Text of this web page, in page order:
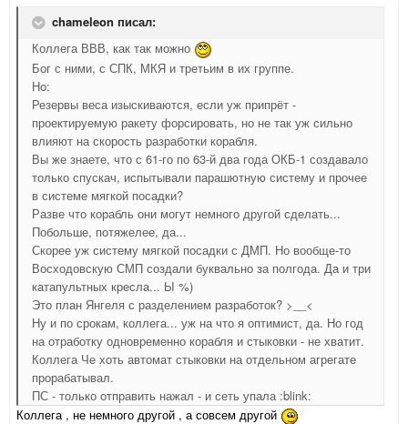
chameleon писал:
Коллега ВВВ, как так можно
Бог с ними, с СПК, МКЯ и третьим в их группе.
Но:
Резервы веса изыскиваются, если уж припрёт -
проектируемую ракету форсировать, но не так уж сильно
влияют на скорость разработки корабля.
Вы же знаете, что с 61-го по 63-й два года ОКБ-1 создавало
только спускач, испытывали парашютную систему и прочее
в системе мягкой посадки?
Разве что корабль они могут немного другой сделать...
Побольше, потяжелее, да...
Скорее уж систему мягкой посадки с ДМП. Но вообще-то
Восходовскую СМП создали буквально за полгода. Да и три
катапультных кресла... Ы %)
Это план Янгеля с разделением разработок? >__<
Ну и по срокам, коллега... уж на что я оптимист, да. Но год
на отработку одновременно корабля и стыковки - не хватит.
Коллега Че хоть автомат стыковки на отдельном агрегате
прорабатывал.
ПС - только отправить нажал - и сеть упала :blink:
Коллега , не немного другой , а совсем другой